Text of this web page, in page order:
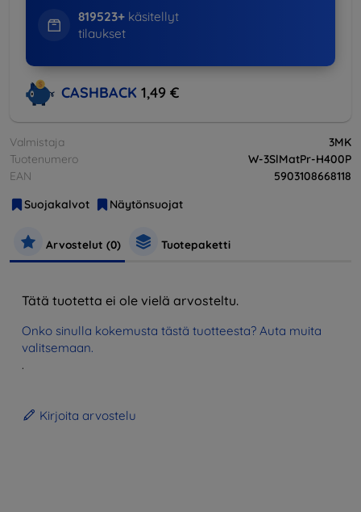
819523+käsitellyt
tilaukset
CASHBACK 1,49 €
Valmistaja
3MK
Tuotenumero
W-3SlMatPr-H400P
EAN
5903108668118
Suojakalvot
Näytönsuojat
Arvostelut (0) Tuotepaketti
Tätä tuotetta ei ole vielä arvosteltu.
Onko sinulla kokemusta tästä tuotteesta? Auta muita
valitsemaan.
.
Kirjoita arvostelu